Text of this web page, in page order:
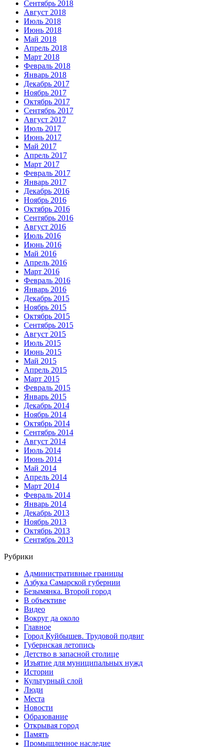
Сентябрь 2018
Август 2018
Июль 2018
Июнь 2018
Май 2018
Апрель 2018
Март 2018
Февраль 2018
Январь 2018
Декабрь 2017
Ноябрь 2017
Октябрь 2017
Сентябрь 2017
Август 2017
Июль 2017
Июнь 2017
Май 2017
Апрель 2017
Март 2017
Февраль 2017
Январь 2017
Декабрь 2016
Ноябрь 2016
Октябрь 2016
Сентябрь 2016
Август 2016
Июль 2016
Июнь 2016
Май 2016
Апрель 2016
Март 2016
Февраль 2016
Январь 2016
Декабрь 2015
Ноябрь 2015
Октябрь 2015
Сентябрь 2015
Август 2015
Июль 2015
Июнь 2015
Май 2015
Апрель 2015
Март 2015
Февраль 2015
Январь 2015
Декабрь 2014
Ноябрь 2014
Октябрь 2014
Сентябрь 2014
Август 2014
Июль 2014
Июнь 2014
Май 2014
Апрель 2014
Март 2014
Февраль 2014
Январь 2014
Декабрь 2013
Ноябрь 2013
Октябрь 2013
Сентябрь 2013
Рубрики
Административные границы
Азбука Самарской губернии
Безымянка. Второй город
В объективе
Видео
Вокруг да около
Главное
Город Куйбышев. Трудовой подвиг
Губернская летопись
Детство в запасной столице
Изъятие для муниципальных нужд
Истории
Культурный слой
Люди
Места
Новости
Образование
Открывая город
Память
Промышленное наследие